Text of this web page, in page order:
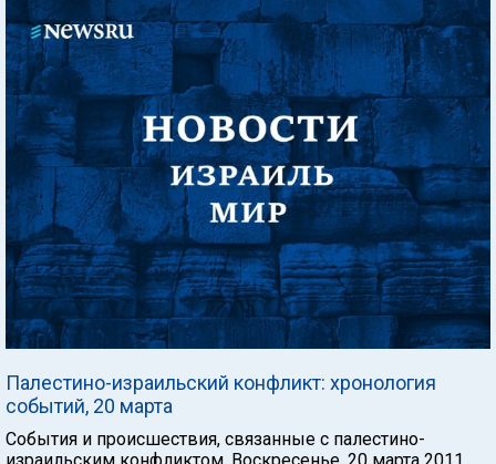
Палестино-израильский конфликт: хронология
событий, 20 марта
События и происшествия, связанные с палестино-